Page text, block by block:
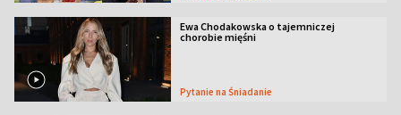
Ewa Chodakowska o tajemniczej
chorobie mięśni
Pytanie na Śniadanie